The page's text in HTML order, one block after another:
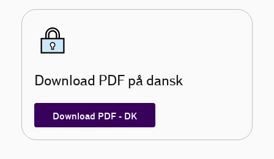
Download PDF på dansk
Download PDF - DK